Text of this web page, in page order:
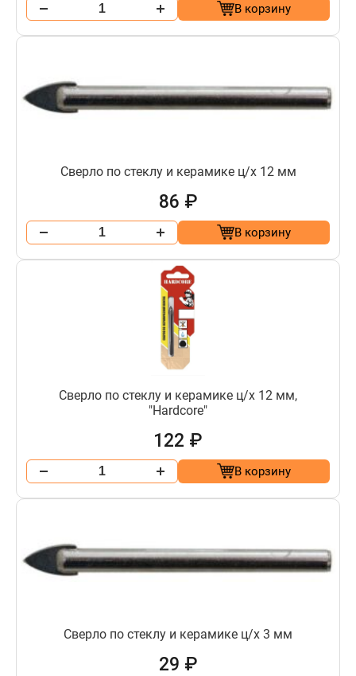
В корзину
Сверло по стеклу и керамике ц/х 12 мм
86 ₽
В корзину
Сверло по стеклу и керамике ц/х 12 мм,
"Hardcore"
122 ₽
В корзину
Сверло по стеклу и керамике ц/х 3 мм
29 ₽